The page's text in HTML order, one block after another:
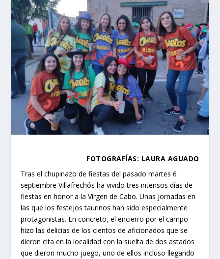
FOTOGRAFÍAS: LAURA AGUADO
Tras el chupinazo de fiestas del pasado martes 6
septiembre Villafrechós ha vivido tres intensos días de
fiestas en honor a la Virgen de Cabo. Unas jornadas en
las que los festejos taurinos han sido especialmente
protagonistas. En concreto, el encierro por el campo
hizo las delicias de los cientos de aficionados que se
dieron cita en la localidad con la suelta de dos astados
que dieron mucho juego, uno de ellos incluso llegando